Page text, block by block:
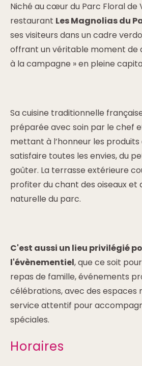
Niché au cœur du Parc Floral de
restaurant Les Magnolias du
ses visiteurs dans un cadre
offrant un véritable moment de
à la campagne » en pleine
Sa cuisine traditionnelle
préparée avec soin par le chef
mettant à l’honneur les produits
satisfaire toutes les envies, du
goûter. La terrasse extérieure
profiter du chant des oiseaux et
naturelle du parc.
C'est aussi un lieu privilégié
l'évènementiel, que ce soit
repas de famille, événements
célébrations, avec des espaces
service attentif pour
spéciales.
Horaires